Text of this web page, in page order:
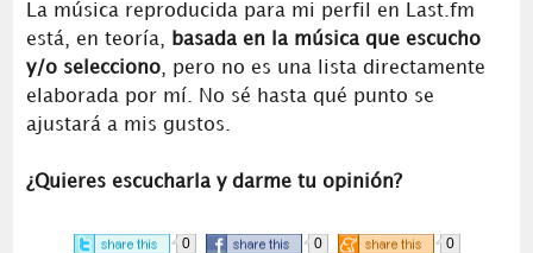
La música reproducida para mi perfil en Last.fm
está, en teoría,
basada en la música que escucho
y/o selecciono, pero no es una lista directamente
elaborada por mí. No sé hasta qué punto se
ajustará a mis gustos.
¿Quieres escucharla y darme tu opinión?
0 0
0